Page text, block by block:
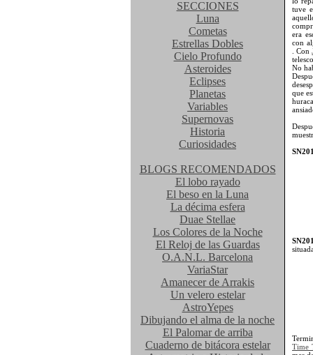
SECCIONES
Luna
Cometas
Estrellas Dobles
Cielo Profundo
Asteroides
Eclipses
Planetas
Variables
Supernovas
Historia
Curiosidades
BLOGS RECOMENDADOS
El lobo rayado
El beso en la Luna
La décima esfera
Duae Stellae
Los Colores de la Noche
El Reloj de las Guardas
O.A.N.L. Barcelona
VariaStar
Amanecer de Arrakis
Un velero estelar
AstroYepes
Dibujando el alma de la noche
El Palomar de arriba
Cuaderno de bitácora estelar
tuve
era
con
. Con
No
que
Time